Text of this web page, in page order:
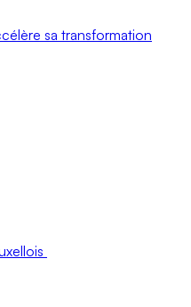
sa transformation